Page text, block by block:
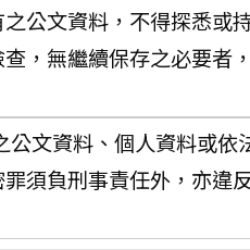
公文資料，不得探悉或
，無繼續保存之必要者
文資料、個人資料或
須負刑事責任外，亦違